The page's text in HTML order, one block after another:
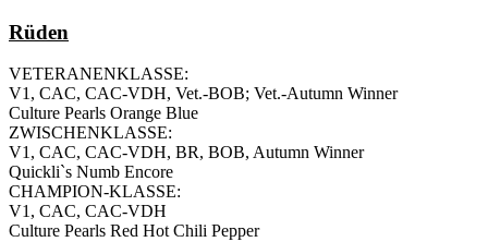
Rüden
VETERANENKLASSE:
V1, CAC, CAC-VDH, Vet.-BOB; Vet.-Autumn Winner
Culture Pearls Orange Blue
ZWISCHENKLASSE:
V1, CAC, CAC-VDH, BR, BOB, Autumn Winner
Quickli`s Numb Encore
CHAMPION-KLASSE:
V1, CAC, CAC-VDH
Culture Pearls Red Hot Chili Pepper